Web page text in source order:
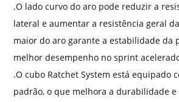
.O lado curvo do aro pode reduzir a
lateral e aumentar a resistência geral
maior do aro garante a estabilidade da
melhor desempenho no sprint
.O cubo Ratchet System está equipado
padrão, o que melhora a durabilidade e